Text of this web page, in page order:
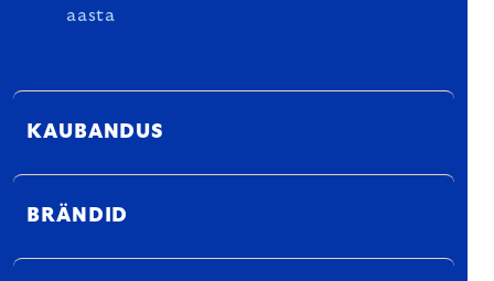
aasta
KAUBANDUS
BRÄNDID